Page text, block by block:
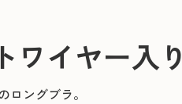
ワイヤー入り
ングブラ。